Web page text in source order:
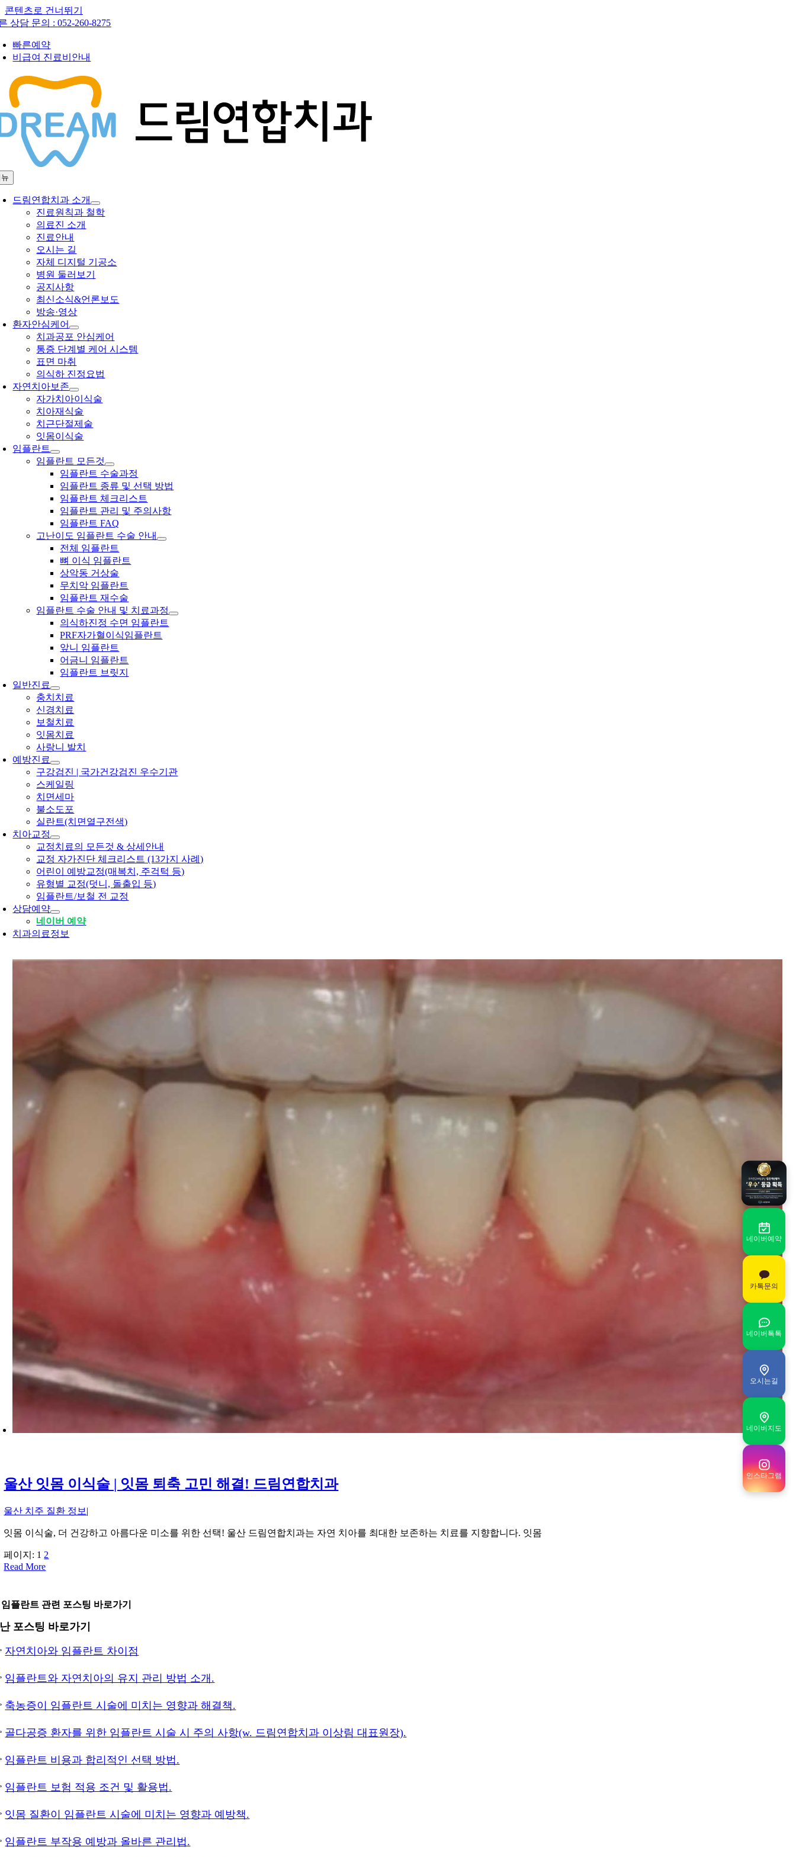
콘텐츠로 건너뛰기
상담 문의 :052-260-8275
빠른예약
비급여 진료비안내
드림연합치과 소개
진료원칙과 철학
의료진 소개
진료안내
오시는 길
자체 디지털 기공소
병원 둘러보기
공지사항
최신소식&언론보도
방송·영상
환자안심케어
치과공포 안심케어
통증 단계별 케어 시스템
표면 마취
의식하 진정요법
자연치아보존
자가치아이식술
치아재식술
치근단절제술
잇몸이식술
임플란트
임플란트 모든것
임플란트 수술과정
임플란트 종류 및 선택 방법
임플란트 체크리스트
임플란트 관리 및 주의사항
임플란트 FAQ
고난이도 임플란트 수술 안내
전체 임플란트
뼈 이식 임플란트
상악동 거상술
무치악 임플란트
임플란트 재수술
임플란트 수술 안내 및 치료과정
의식하진정 수면 임플란트
PRF자가혈이식임플란트
앞니 임플란트
어금니 임플란트
임플란트 브릿지
일반진료
충치치료
신경치료
보철치료
잇몸치료
사랑니 발치
예방진료
구강검진 | 국가건강검진 우수기관
스케일링
치면세마
불소도포
실란트(치면열구전색)
치아교정
교정치료의 모든것 & 상세안내
교정 자가진단 체크리스트 (13가지 사례)
어린이 예방교정(매복치, 주걱턱 등)
유형별 교정(덧니, 돌출입 등)
임플란트/보철 전 교정
상담예약
네이버 예약
치과의료정보
울산 잇몸 이식술 | 잇몸 퇴축 고민 해결! 드림연합치과
울산 치주 질환 정보 |
잇몸 이식술, 더 건강하고 아름다운 미소를 위한 선택! 울산 드림연합치과는 자연 치아를 최대한 보존하는 치료를 지향합니다. 잇몸
페이지: 1 2
Read More
플란트 관련 포스팅 바로가기
포스팅 바로가기
자연치아와 임플란트 차이점
임플란트와 자연치아의 유지 관리 방법 소개.
축농증이 임플란트 시술에 미치는 영향과 해결책.
골다공증 환자를 위한 임플란트 시술 시 주의 사항(w. 드림연합치과 이상림 대표원장).
임플란트 비용과 합리적인 선택 방법.
임플란트 보험 적용 조건 및 활용법.
잇몸 질환이 임플란트 시술에 미치는 영향과 예방책.
임플란트 부작용 예방과 올바른 관리법.
네이버예약
카톡문의
네이버톡톡
오시는길
네이버지도
인스타그램